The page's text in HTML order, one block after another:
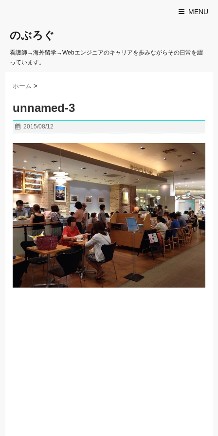
MENU
のぶろぐ
看護師→海外留学→Webエンジニアのキャリアを歩みながらその日常を綴
っています。
ホーム >
unnamed-3
2015/08/12